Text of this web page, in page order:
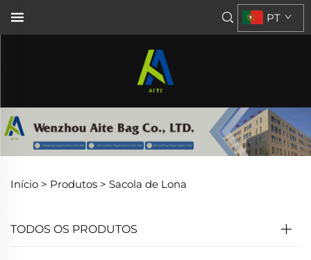
PT
Início > Produtos > Sacola de Lona
TODOS OS PRODUTOS